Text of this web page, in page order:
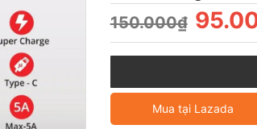
150.000₫
Mua tại Lazada